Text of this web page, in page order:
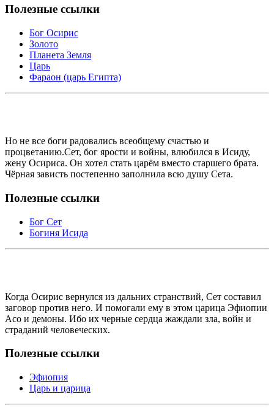
Полезные ссылки
Бог Осирис
Золото
Планета Земля
Царь
Фараон (царь Египта)
Но не все боги радовались всеобщему счастью и
процветанию.Сет, бог ярости и войны, влюбился в Исиду,
жену Осириса. Он хотел стать царём вместо старшего брата.
Чёрная зависть постепенно заполнила всю душу Сета.
Полезные ссылки
Бог Сет
Богиня Исида
Когда Осирис вернулся из дальних странствий, Сет составил
заговор против него. И помогали ему в этом царица Эфиопии
Асо и демоны. Ибо их черные сердца жаждали зла, войн и
страданий человеческих.
Полезные ссылки
Эфиопия
Царь и царица